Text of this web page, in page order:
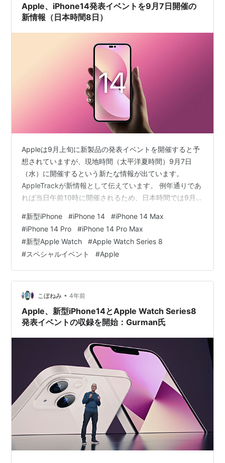
Apple、iPhone14発表イベントを9月7日開催の
新情報（日本時間8日）
Appleは9月上旬に新製品の発表イベントを開催すると予
想されていますが、現地時間（太平洋夏時間）9月7日
（水）に開催するという新たな情報が出ています。
AppleTrackが新情報として伝えています。 例年通りであ
れば当日午前10時に開催されるため、日本時間では9月8
#新型iPhone #iPhone 14 #iPhone 14 Max
#iPhone 14 Pro #iPhone 14 Pro Max
#新型Apple Watch #Apple Watch Series 8
#スペシャルイベント #Apple
こぼねみ • 4年前
Apple、新型iPhone14とApple Watch Series8
発表イベントの収録を開始：Gurman氏